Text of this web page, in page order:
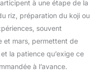
à une étape de la
riz, préparation du koji ou
souvent
et mars, permettent de
la patience qu’exige ce
à l’avance.